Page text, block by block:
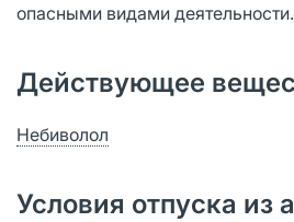
опасными видами деятельности.
Действующее
Небиволол
Условия отпуска из